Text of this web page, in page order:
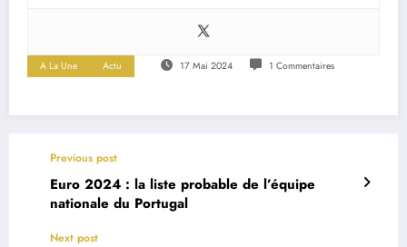
A La Une Actu 17 Mai 2024 1 Commentaires
Previous post
Euro 2024 : la liste probable de l’équipe
nationale du Portugal
Next post